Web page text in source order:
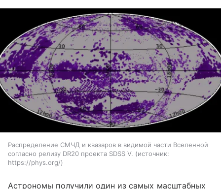
Распределение СМЧД и квазаров в видимой части Вселенной
согласно релизу DR20 проекта SDSS V.
источник:
https://phys.org/
Астрономы получили один из самых масштабных